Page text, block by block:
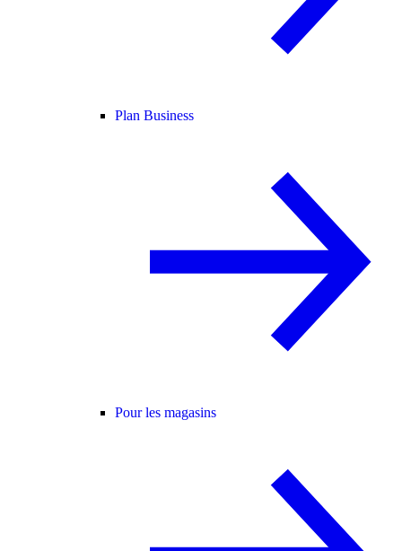
Plan Business
Pour les magasins